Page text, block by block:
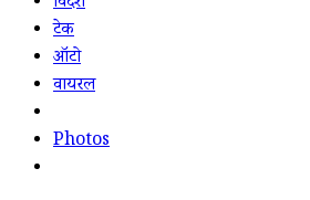
टेक
ऑटो
वायरल
Photos